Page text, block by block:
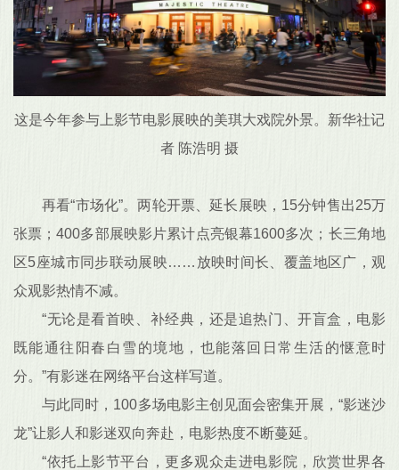
这是今年参与上影节电影展映的美琪大戏院外景。新华社记
者 陈浩明 摄
再看“市场化”。两轮开票、延长展映，15分钟售出25万
张票；400多部展映影片累计点亮银幕1600多次；长三角地
区5座城市同步联动展映……放映时间长、覆盖地区广，观
众观影热情不减。
“无论是看首映、补经典，还是追热门、开盲盒，电影
既能通往阳春白雪的境地，也能落回日常生活的惬意时
分。”有影迷在网络平台这样写道。
与此同时，100多场电影主创见面会密集开展，“影迷沙
龙”让影人和影迷双向奔赴，电影热度不断蔓延。
“依托上影节平台，更多观众走进电影院，欣赏世界各